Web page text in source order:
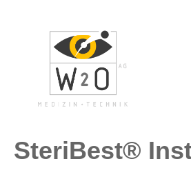
SteriBest®